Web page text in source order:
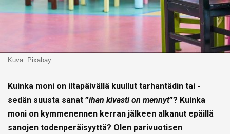
Kuva: Pixabay
Kuinka moni on iltapäivällä kuullut tarhantädin tai -
sedän suusta sanat ”ihan kivasti on mennyt”? Kuinka
moni on kymmenennen kerran jälkeen alkanut epäillä
sanojen todenperäisyyttä? Olen parivuotisen